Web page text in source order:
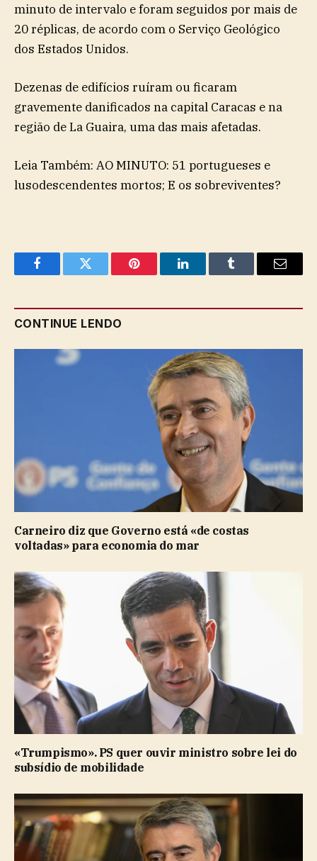
minuto de intervalo e foram seguidos por mais de
20 réplicas, de acordo com o Serviço Geológico
dos Estados Unidos.
Dezenas de edifícios ruíram ou ficaram
gravemente danificados na capital Caracas e na
região de La Guaira, uma das mais afetadas.
Leia Também: AO MINUTO: 51 portugueses e
lusodescendentes mortos; E os sobreviventes?
FacebookTwitter Pinterest LinkedInTumblr Email
CONTINUE LENDO
Carneiro diz que Governo está «de costas
voltadas» para economia do mar
«Trumpismo». PS quer ouvir ministro sobre lei do
subsídio de mobilidade